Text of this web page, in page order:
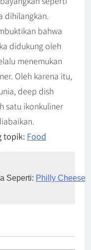
dihilangkan.
bahwa
didukung oleh
menemukan
Oleh karena itu,
deep dish
satu ikonkuliner
topik: Food
Seperti: Philly